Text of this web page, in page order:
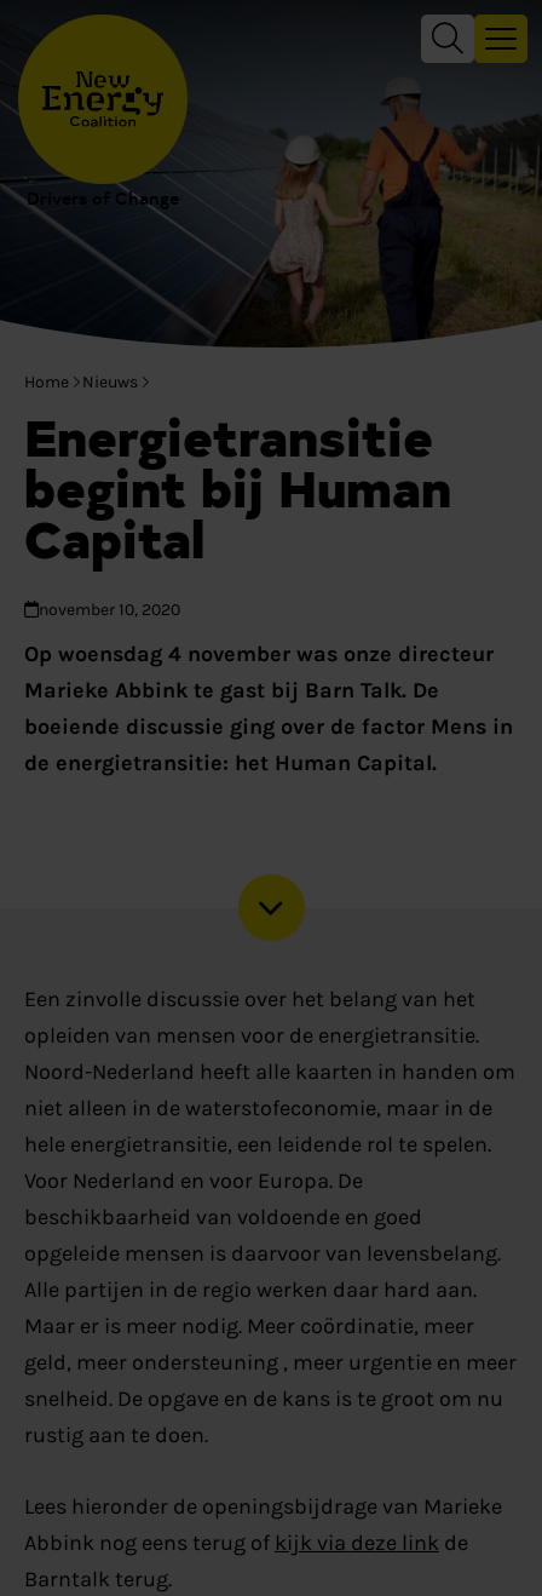
Drivers of Change
Home Nieuws
Energietransitie
begint bij Human
Capital
november 10, 2020
Op woensdag 4 november was onze directeur
Marieke Abbink te gast bij Barn Talk. De
boeiende discussie ging over de factor Mens in
de energietransitie: het Human Capital.
Een zinvolle discussie over het belang van het
opleiden van mensen voor de energietransitie.
Noord-Nederland heeft alle kaarten in handen om
niet alleen in de waterstofeconomie, maar in de
hele energietransitie, een leidende rol te spelen.
Voor Nederland en voor Europa. De
beschikbaarheid van voldoende en goed
opgeleide mensen is daarvoor van levensbelang.
Alle partijen in de regio werken daar hard aan.
Maar er is meer nodig. Meer coördinatie, meer
geld, meer ondersteuning , meer urgentie en meer
snelheid. De opgave en de kans is te groot om nu
rustig aan te doen.
Lees hieronder de openingsbijdrage van Marieke
Abbink nog eens terug of kijk via deze link de
Barntalk terug.